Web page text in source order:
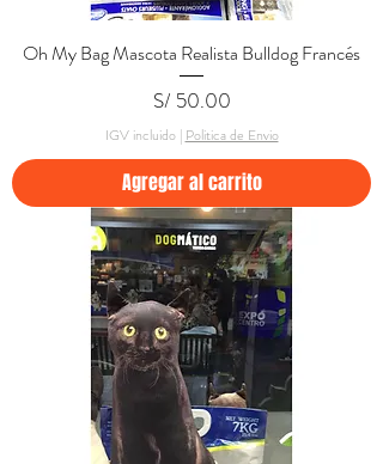
Oh My Bag Mascota Realista Bulldog Francés
Precio
S/ 50.00
IGV incluido| Politica de Envio
Agregar al carrito